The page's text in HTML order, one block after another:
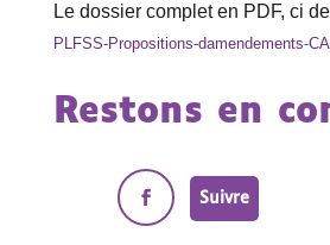
Le dossier complet en PDF, ci
PLFSS-Propositions-damendements-
Restons en
Suivre